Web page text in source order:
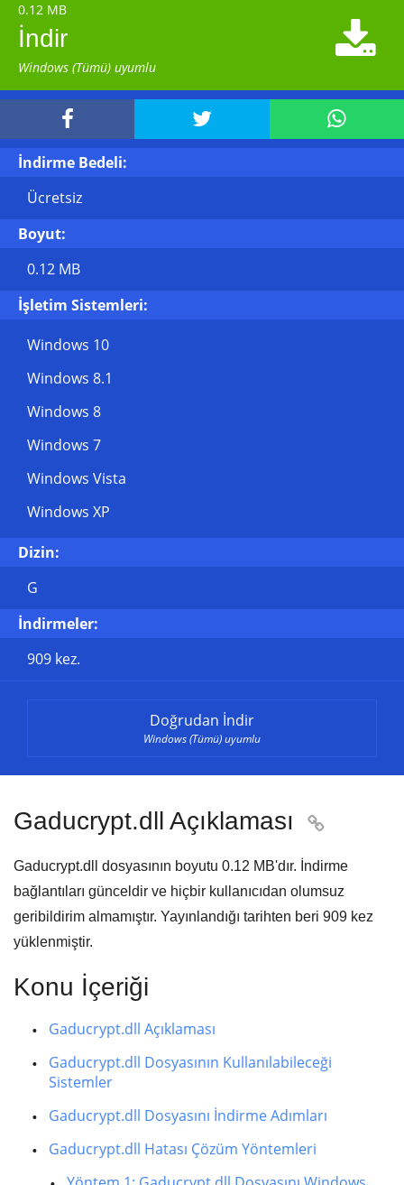
0.12 MB
İndir
Windows (Tümü) uyumlu

  
İndirme Bedeli:
Ücretsiz
Boyut:
0.12 MB
İşletim Sistemleri:
Windows 10
Windows 8.1
Windows 8
Windows 7
Windows Vista
Windows XP
Dizin:
G
İndirmeler:
909 kez.
Doğrudan İndir
Windows (Tümü) uyumlu
Gaducrypt.dll Açıklaması 
Gaducrypt.dll dosyasının boyutu 0.12 MB'dır. İndirme
bağlantıları günceldir ve hiçbir kullanıcıdan olumsuz
geribildirim almamıştır. Yayınlandığı tarihten beri 909 kez
yüklenmiştir.
Konu İçeriği
Gaducrypt.dll Açıklaması
Gaducrypt.dll Dosyasının Kullanılabileceği
Sistemler
Gaducrypt.dll Dosyasını İndirme Adımları
Gaducrypt.dll Hatası Çözüm Yöntemleri